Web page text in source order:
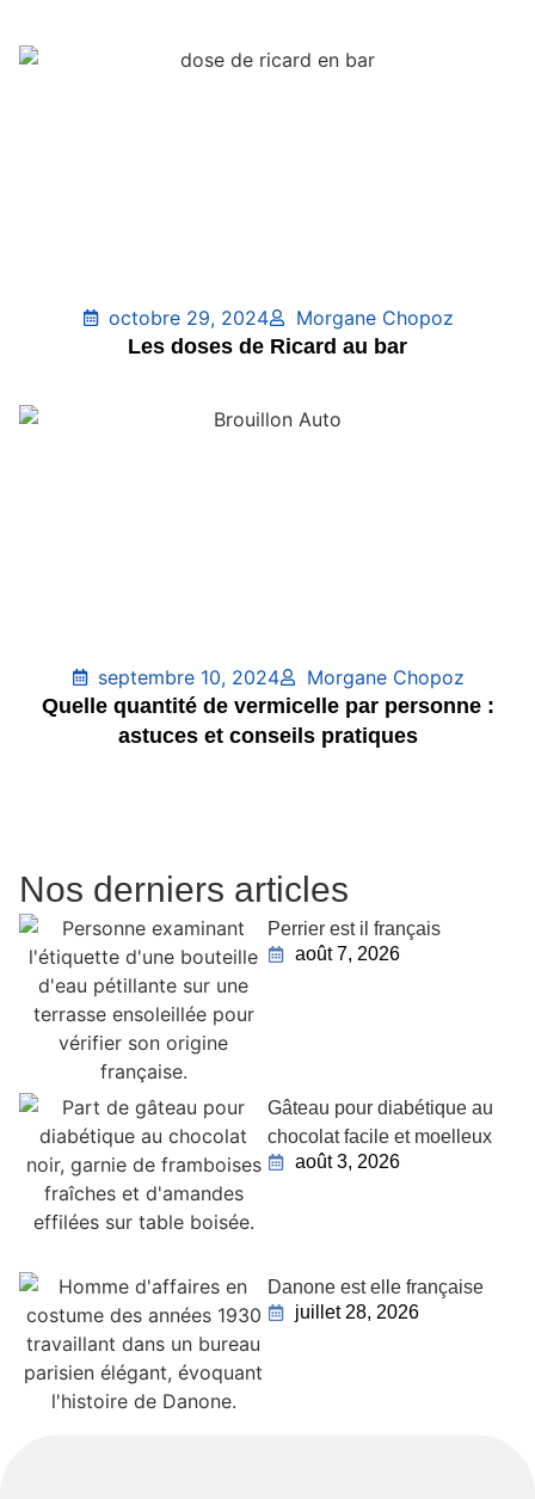
octobre 29, 2024
Morgane Chopoz
Les doses de Ricard au bar
septembre 10, 2024
Morgane Chopoz
Quelle quantité de vermicelle par personne :
astuces et conseils pratiques
Nos derniers articles
Perrier est il français
août 7, 2026
Gâteau pour diabétique au
chocolat facile et moelleux
août 3, 2026
Danone est elle française
juillet 28, 2026